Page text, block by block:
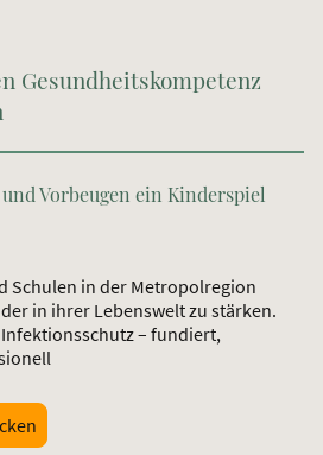
Gesundheitskompetenz
Vorbeugen ein Kinderspiel
Schulen in der Metropolregion
in ihrer Lebenswelt zu stärken.
– fundiert,